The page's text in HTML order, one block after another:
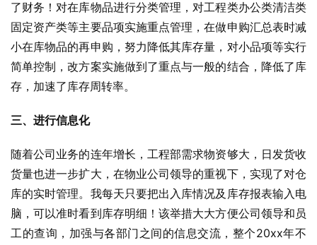
了财务！对在库物品进行分类管理，对工程类办公类清洁类
固定资产类等主要品项实施重点管理，在做申购汇总表时减
小在库物品的再申购，努力降低其库存量，对小品项等实行
简单控制，改方案实施做到了重点与一般的结合，降低了库
存，加速了库存周转率。
三、进行信息化
随着公司业务的连年增长，工程部需求物资够大，日发货收
货量也进一步扩大，在物业公司领导的重视下，实现了对仓
库的实时管理。我每天只要把出入库情况及库存报表输入电
脑，可以准时看到库存明细！该举措大大方便公司领导和员
工的查询，加强与各部门之间的信息交流，整个20xx年不